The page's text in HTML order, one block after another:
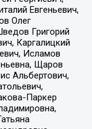
Евгеньевич,
Олег
Григорий
Каргалицкий
Исламов
Щаров
Альбертович,
Паркер